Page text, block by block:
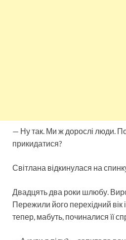
— Ну так. Ми ж дорослі люди.
прикидатися?
Світлана відкинулася на
Двадцять два роки шлюбу.
Пережили його перехідний вік і
тепер, мабуть, починалися її